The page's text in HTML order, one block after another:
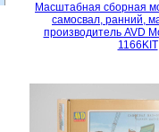
Масштабная сборная
самосвал, ранний,
производитель AVD
1166KIT